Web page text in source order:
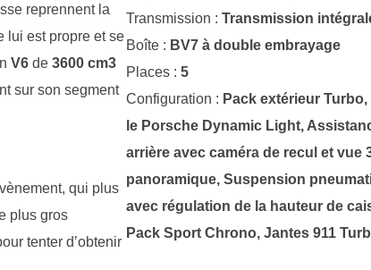
reprennent la
lui est propre et se
V6 de 3600 cm3
sur son segment
qui plus
plus gros
tenter d’obtenir
Transmission : Transmission
Boîte : BV7 à double embrayage
Places : 5
Configuration : Pack extérieur
le Porsche Dynamic Light,
arrière avec caméra de recul et vue
panoramique, Suspension
avec régulation de la hauteur de
Pack Sport Chrono, Jantes 911